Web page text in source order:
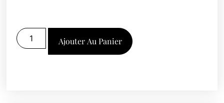
Ajouter Au Panier